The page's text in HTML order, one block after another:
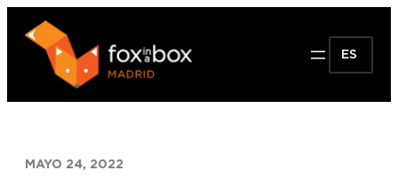
Saltar
contenido
ES
MAYO 24, 2022